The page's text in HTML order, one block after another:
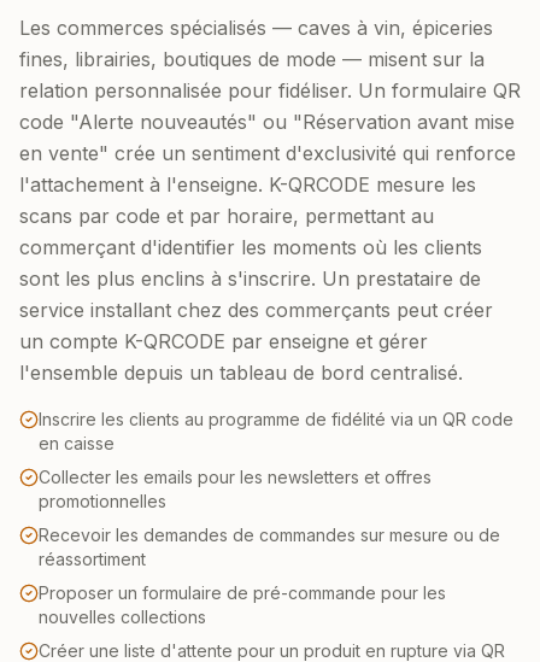
Les commerces spécialisés — caves à vin, épiceries
fines, librairies, boutiques de mode — misent sur la
relation personnalisée pour fidéliser. Un formulaire QR
code "Alerte nouveautés" ou "Réservation avant mise
en vente" crée un sentiment d'exclusivité qui renforce
l'attachement à l'enseigne. K-QRCODE mesure les
scans par code et par horaire, permettant au
commerçant d'identifier les moments où les clients
sont les plus enclins à s'inscrire. Un prestataire de
service installant chez des commerçants peut créer
un compte K-QRCODE par enseigne et gérer
l'ensemble depuis un tableau de bord centralisé.
Inscrire les clients au programme de fidélité via un QR code
en caisse
Collecter les emails pour les newsletters et offres
promotionnelles
Recevoir les demandes de commandes sur mesure ou de
réassortiment
Proposer un formulaire de pré-commande pour les
nouvelles collections
Créer une liste d'attente pour un produit en rupture via QR